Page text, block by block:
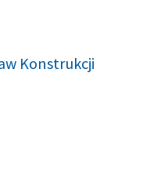
Konstrukcji